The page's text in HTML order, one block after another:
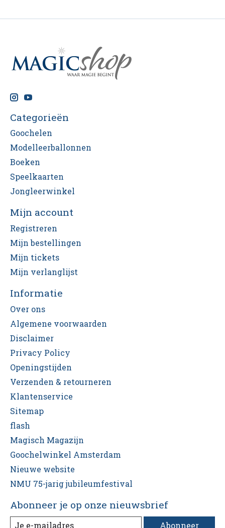
Categorieën
Goochelen
Modelleerballonnen
Boeken
Speelkaarten
Jongleerwinkel
Mijn account
Registreren
Mijn bestellingen
Mijn tickets
Mijn verlanglijst
Informatie
Over ons
Algemene voorwaarden
Disclaimer
Privacy Policy
Openingstijden
Verzenden & retourneren
Klantenservice
Sitemap
flash
Magisch Magazijn
Goochelwinkel Amsterdam
Nieuwe website
NMU 75-jarig jubileumfestival
Abonneer je op onze nieuwsbrief
Abonneer